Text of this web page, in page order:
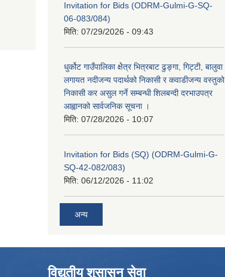
Invitation for Bids (ODRM-Gulmi-G-SQ-
06-083/084)
मिति: 07/29/2026 - 09:43
धुर्कोट गाउँपालिका क्षेेत्र भित्रबाट ढुङ्गा, गिट्टी, बालुवा
लगायत नदीजन्य पदार्थको निकासी र कवाडीजन्य वस्तुको
निकासी कर असुल गर्ने सम्बन्धी शिलबन्दी दरभाउपत्र
आह्वानको सार्वजनिक सूचना ।
मिति: 07/28/2026 - 10:07
Invitation for Bids (SQ) (ODRM-Gulmi-G-
SQ-42-082/083)
मिति: 06/12/2026 - 11:02
अन्य
विद्युतीय शुसासन सेवा